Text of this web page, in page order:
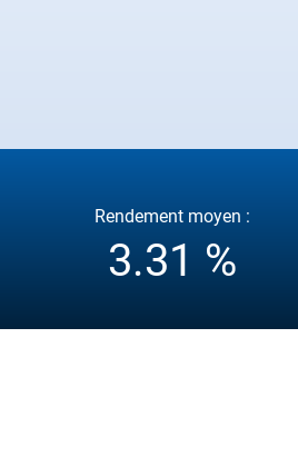
Rendement moyen :
3.31 %